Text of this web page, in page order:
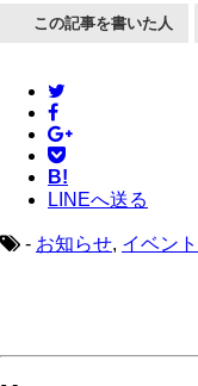
この記事を書いた人
B!
LINEへ送る
- お知らせ, イベント